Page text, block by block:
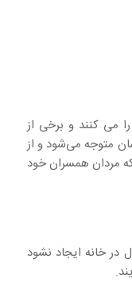
می کنند و برخی از
متوجه می‌شود و از
مردان همسران خود
در خانه ایجاد نشود